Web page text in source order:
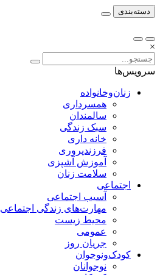
دسته‌بندی
×
سرویس‌ها
زنان‌وخانواده
همسرداری
سالمندان
سبک زندگی
خانه داری
فرزندپروری
آموزش آشپزی
سلامت زنان
اجتماعی
آسیب اجتماعی
مهارت‌های زندگی اجتماعی
محیط زیست
عمومی
جریان روز
کودک‌ونوجوان
نوجوانان